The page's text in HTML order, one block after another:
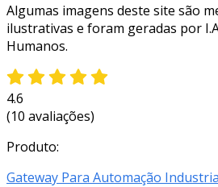
Algumas imagens deste site são
ilustrativas e foram geradas por
Humanos.
4.6
(10 avaliações)
Produto:
Gateway Para Automação